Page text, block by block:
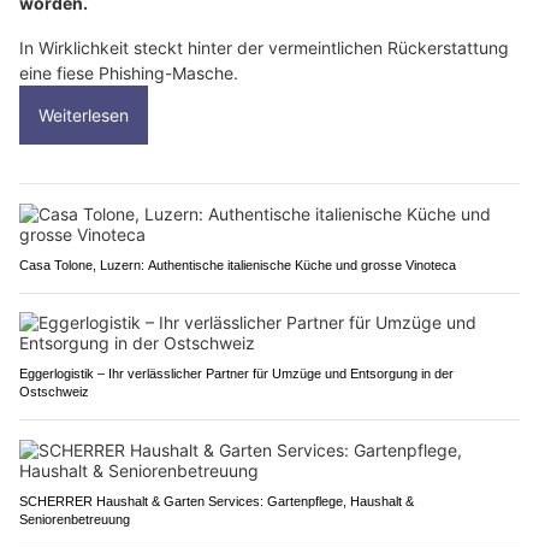
In Wirklichkeit steckt hinter der vermeintlichen Rückerstattung
eine fiese Phishing-Masche.
Weiterlesen
Casa Tolone, Luzern: Authentische italienische Küche und grosse Vinoteca
Eggerlogistik – Ihr verlässlicher Partner für Umzüge und Entsorgung in der
Ostschweiz
SCHERRER Haushalt & Garten Services: Gartenpflege, Haushalt &
Seniorenbetreuung